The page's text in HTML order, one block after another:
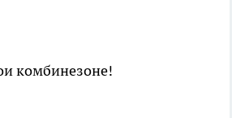
комбинезоне!